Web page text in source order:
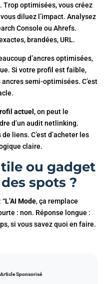
Trop optimisées, vous créez
diluez l’impact. Analysez
Console ou Ahrefs.
brandées, URL.
d’ancres optimisées,
Si votre profil est faible,
semi-optimisées. C’est
actuel , on peut le
d’un audit netlinking.
liens. C’est d’acheter les
claire.
ou gadget
spots ?
“L’AI Mode, ça remplace
: non. Réponse longue :
si vous savez quoi en faire.
Article Sponsorisé